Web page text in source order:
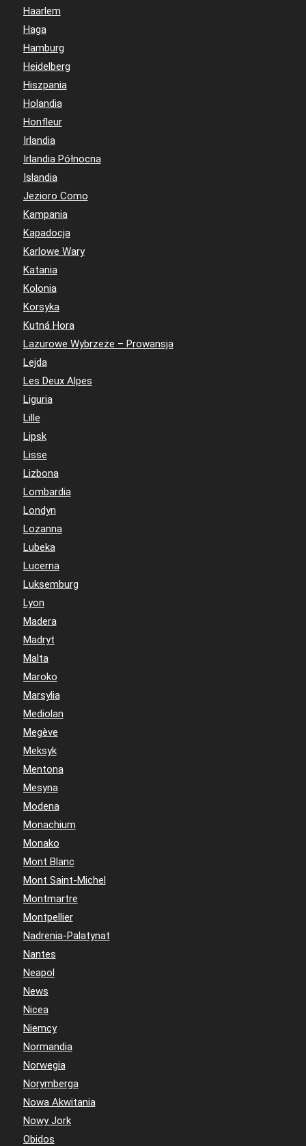
Haarlem
Haga
Hamburg
Heidelberg
Hiszpania
Holandia
Honfleur
Irlandia
Irlandia Północna
Islandia
Jezioro Como
Kampania
Kapadocja
Karlowe Wary
Katania
Kolonia
Korsyka
Kutná Hora
Lazurowe Wybrzeże – Prowansja
Lejda
Les Deux Alpes
Liguria
Lille
Lipsk
Lisse
Lizbona
Lombardia
Londyn
Lozanna
Lubeka
Lucerna
Luksemburg
Lyon
Madera
Madryt
Malta
Maroko
Marsylia
Mediolan
Megève
Meksyk
Mentona
Mesyna
Modena
Monachium
Monako
Mont Blanc
Mont Saint-Michel
Montmartre
Montpellier
Nadrenia-Palatynat
Nantes
Neapol
News
Nicea
Niemcy
Normandia
Norwegia
Norymberga
Nowa Akwitania
Nowy Jork
Obidos